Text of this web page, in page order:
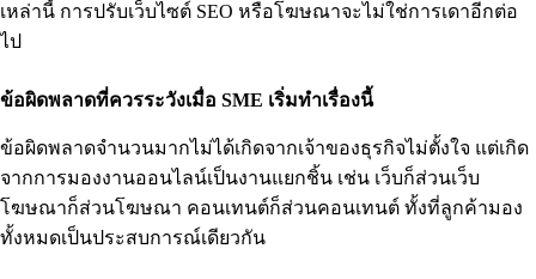
เหล่านี้ การปรับเว็บไซต์ SEO หรือโฆษณาจะไม่ใช่การเดาอีกต่อ
ไป
ข้อผิดพลาดที่ควรระวังเมื่อ SME เริ่มทำเรื่องนี้
ข้อผิดพลาดจำนวนมากไม่ได้เกิดจากเจ้าของธุรกิจไม่ตั้งใจ แต่เกิด
จากการมองงานออนไลน์เป็นงานแยกชิ้น เช่น เว็บก็ส่วนเว็บ
โฆษณาก็ส่วนโฆษณา คอนเทนต์ก็ส่วนคอนเทนต์ ทั้งที่ลูกค้ามอง
ทั้งหมดเป็นประสบการณ์เดียวกัน